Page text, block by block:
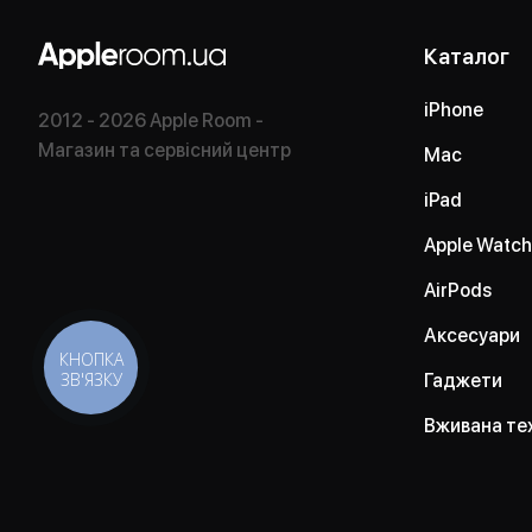
2012 - 2026 Apple Room -
Магазин та сервісний центр
Каталог
iPhone
Mac
iPad
Apple Watch
AirPods
Аксесуари
Гаджети
Вживана
КНОПКА
ЗВ'ЯЗКУ